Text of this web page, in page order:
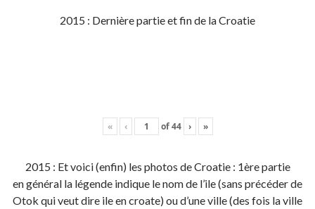
2015 : Dernière partie et fin de la Croatie
« ‹ of44 › »
2015 : Et voici (enfin) les photos de Croatie : 1ère partie
en général la légende indique le nom de l’ile (sans précéder de
Otok qui veut dire ile en croate) ou d’une ville (des fois la ville